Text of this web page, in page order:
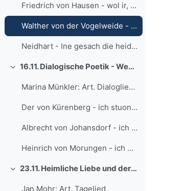
Friedrich von Hausen - wol ir, si ist ein saelic wîp
Walther von der Vogelweide - under der linden
Neidhart - Ine gesach die heide / der meie der ist rîche
Einklappen 16.11. Dialogische Poetik - Wechsel- und Dialoglieder
Marina Münkler: Art. Dialoglied - Wechsel - Botenlied
Der von Kürenberg - ich stuont mir nehtin spâte
Albrecht von Johansdorf - ich vant si âne huote
Heinrich von Morungen - ich hân sî vür alliu wîp
Einklappen 23.11. Heimliche Liebe und der Morgen danach - Wolframs Tagelieder
Jan Mohr: Art. Tagelied